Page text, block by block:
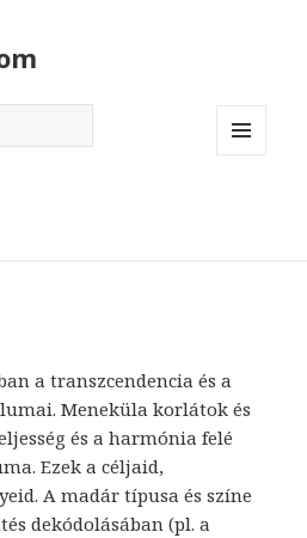
a transzcendencia és a
Meneküla korlátok és
és a harmónia felé
Ezek a céljaid,
A madár típusa és színe
dekódolásában (pl. a